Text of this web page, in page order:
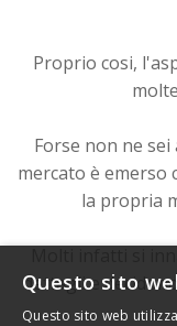
Proprio cosi,
Forse non ne sei
mercato è emerso
la propria
dettagli e
Questo sito
Questo sito web